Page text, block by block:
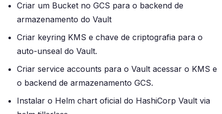
Criar um Bucket no GCS para o backend de
armazenamento do Vault
Criar keyring KMS e chave de criptografia para o
auto-unseal do Vault.
Criar service accounts para o Vault acessar o KMS e
o backend de armazenamento GCS.
Instalar o Helm chart oficial do HashiCorp Vault via